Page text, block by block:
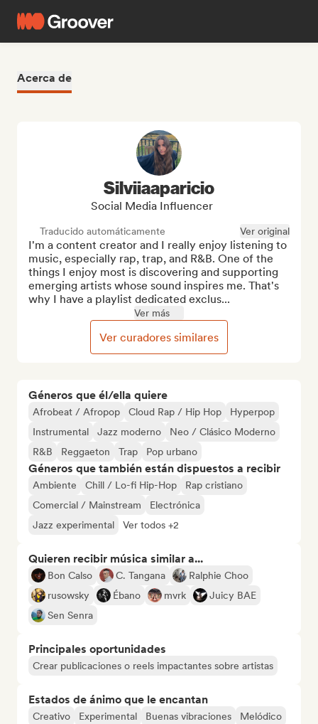
Acerca de
Géneros que él/ella quiere
Afrobeat / Afropop Cloud Rap / Hip Hop
Hyperpop
Instrumental
Jazz moderno
Neo / Clásico Moderno
R&B
Reggaeton Trap Pop urbano
Géneros que también están dispuestos a recibir
Ambiente Chill / Lo-fi Hip-Hop
Rap cristiano
Comercial / Mainstream
Electrónica
Jazz experimental
Ver todos +2
Quieren recibir música similar a...
Bon Calso C. Tangana
Ralphie Choo
rusowsky
Ébano mvrk
Juicy BAE
Sen Senra
Principales oportunidades
Crear publicaciones o reels impactantes sobre artistas
Estados de ánimo que le encantan
Creativo Experimental Buenas vibraciones Melódico
Silviiaaparicio
Social Media Influencer
Traducido automáticamente Ver original
I'm a content creator and I really enjoy listening to
music, especially rap, trap, and R&B. One of the
things I enjoy most is discovering and supporting
emerging artists whose sound inspires me. That's
why I have a playlist dedicated exclus...
Ver más
Ver curadores similares